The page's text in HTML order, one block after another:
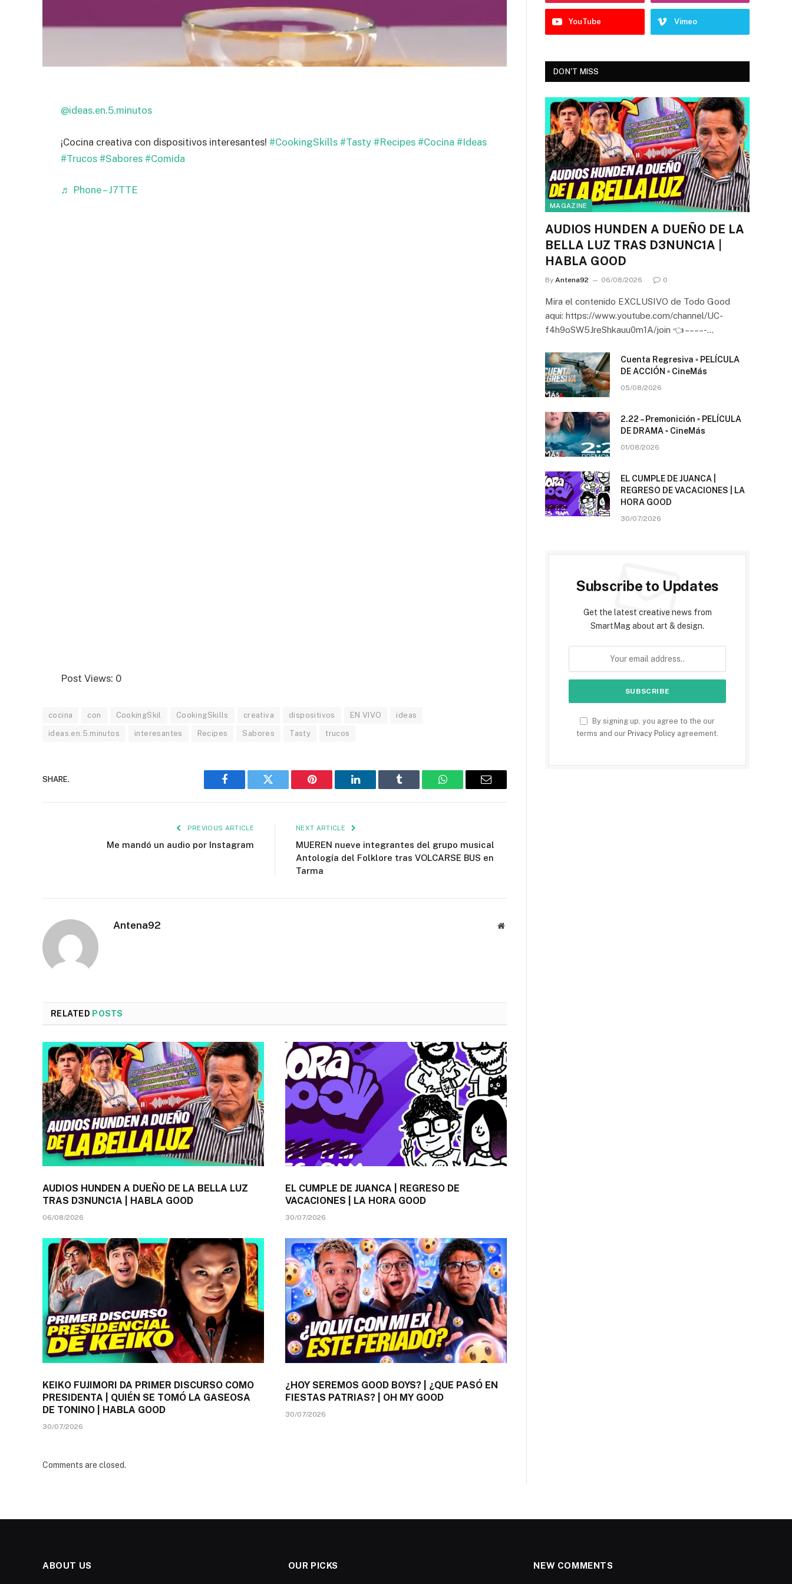
@ideas.en.5.minutos
¡Cocina creativa con dispositivos interesantes! #CookingSkills #Tasty #Recipes #Cocina #Ideas
#Trucos #Sabores #Comida
♬ Phone – J7TTE
Post Views: 0
cocina con CookingSkil CookingSkills creativa dispositivos EN VIVO ideas
ideas.en.5.minutos interesantes Recipes Sabores Tasty trucos
SHARE.
Facebook Twitter Pinterest LinkedIn Tumblr WhatsAppEmail
PREVIOUS ARTICLE
Me mandó un audio por Instagram
NEXT ARTICLE
MUEREN nueve integrantes del grupo musical
Antología del Folklore tras VOLCARSE BUS en
Tarma
Antena92 Website
RELATED POSTS
AUDIOS HUNDEN A DUEÑO DE LA BELLA LUZ
TRAS D3NUNC1A | HABLA GOOD
06/08/2026
EL CUMPLE DE JUANCA | REGRESO DE
VACACIONES | LA HORA GOOD
30/07/2026
KEIKO FUJIMORI DA PRIMER DISCURSO COMO
PRESIDENTA | QUIÉN SE TOMÓ LA GASEOSA
DE TONINO | HABLA GOOD
30/07/2026
¿HOY SEREMOS GOOD BOYS? | ¿QUE PASÓ EN
FIESTAS PATRIAS? | OH MY GOOD
30/07/2026
Comments are closed.
YouTube Vimeo
DON'T MISS
MAGAZINE
AUDIOS HUNDEN A DUEÑO DE LA
BELLA LUZ TRAS D3NUNC1A |
HABLA GOOD
By Antena92 06/08/2026 0
Mira el contenido EXCLUSIVO de Todo Good
aqui: https://www.youtube.com/channel/UC-
f4h9oSW5JreShkauu0m1A/join 👈 – – – – -…
Cuenta Regresiva ▫️ PELÍCULA
DE ACCIÓN ▫️ CineMás
05/08/2026
2.22 – Premonición ▫️ PELÍCULA
DE DRAMA ▫️ CineMás
01/08/2026
EL CUMPLE DE JUANCA |
REGRESO DE VACACIONES | LA
HORA GOOD
30/07/2026
Subscribe to Updates
Get the latest creative news from
SmartMag about art & design.
By signing up, you agree to the our
terms and our Privacy Policy agreement.
ABOUT US OUR PICKS NEW COMMENTS